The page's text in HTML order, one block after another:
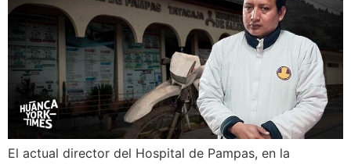
El actual director del Hospital de Pampas, en la